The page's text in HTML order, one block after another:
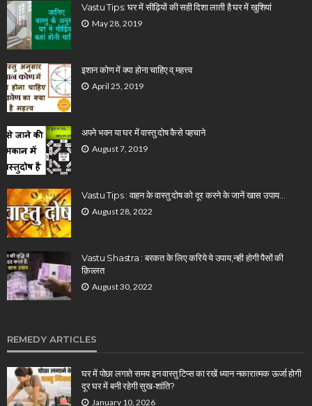
Vastu Tips: घर में सीढ़ियों की सही दिशा लाती है घर में खुशियां
May 28, 2019
इशान कोण में क्या होना चाहिए व् महत्त्व
April 25, 2019
अपने भवन या घर में वास्तु दोष कैसे पहचाने
August 7, 2019
Vastu Tips : वाहन के वास्तु दोष को दूर करने के जानें खास उपाय…
August 28, 2022
Vastu Shastra : बरकत के लिए करिये ये उपाय,नही होगी पैसों की
क़िल्लत
August 30, 2022
REMEDY ARTICLES
घर में पोछा लगाते समय इन वास्तु टिप्स का रखें ध्यान नकारात्मक ऊर्जा होगी
दूर घर में बनी रहेगी सुख-शांति?
January 10, 2026